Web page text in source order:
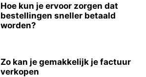
Hoe kun je ervoor zorgen dat
bestellingen sneller betaald
worden?
Zo kan je gemakkelijk je factuur
verkopen